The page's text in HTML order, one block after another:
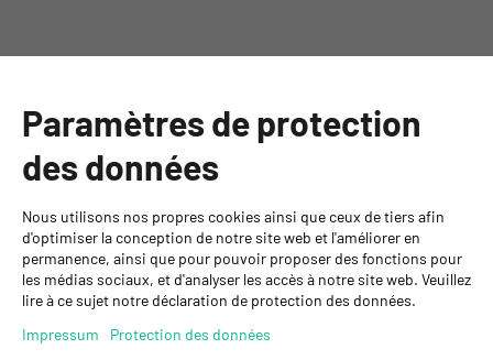
Informations
GYSO SA
Succursale Crissier
Chemin de Closalet 20
1023 Crissier
+41 21 637 70 90
Paramètres de protection
des données
Nous utilisons nos propres cookies ainsi que ceux de tiers afin
d'optimiser la conception de notre site web et l'améliorer en
permanence, ainsi que pour pouvoir proposer des fonctions pour
les médias sociaux, et d'analyser les accès à notre site web. Veuillez
lire à ce sujet notre déclaration de protection des données.
Impressum
Protection des données